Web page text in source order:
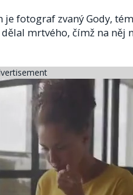
fotograf zvaný Gody,
mrtvého, čímž na něj